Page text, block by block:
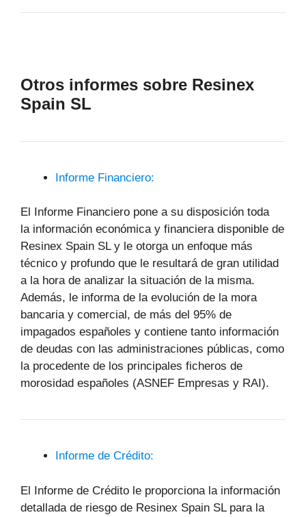
Otros informes sobre Resinex
Spain SL
Informe Financiero:
El Informe Financiero pone a su disposición toda
la información económica y financiera disponible de
Resinex Spain SL y le otorga un enfoque más
técnico y profundo que le resultará de gran utilidad
a la hora de analizar la situación de la misma.
Además, le informa de la evolución de la mora
bancaria y comercial, de más del 95% de
impagados españoles y contiene tanto información
de deudas con las administraciones públicas, como
la procedente de los principales ficheros de
morosidad españoles (ASNEF Empresas y RAI).
Informe de Crédito:
El Informe de Crédito le proporciona la información
detallada de riesgo de Resinex Spain SL para la